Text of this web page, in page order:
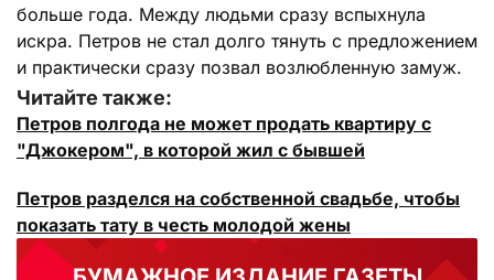
больше года. Между людьми сразу вспыхнула
искра. Петров не стал долго тянуть с предложением
и практически сразу позвал возлюбленную замуж.
Читайте также:
Петров полгода не может продать квартиру с
"Джокером", в которой жил с бывшей
Петров разделся на собственной свадьбе, чтобы
показать тату в честь молодой жены